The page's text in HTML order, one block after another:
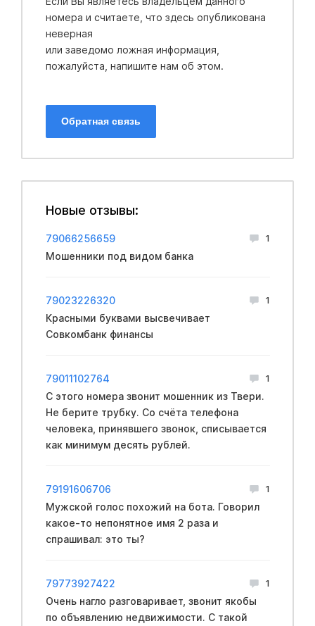
номера и считаете, что здесь опубликована
неверная
или заведомо ложная информация,
пожалуйста, напишите нам об этом.
Обратная связь
Новые отзывы:
79066256659 1
Мошенники под видом банка
79023226320 1
Красными буквами высвечивает
Совкомбанк финансы
79011102764 1
С этого номера звонит мошенник из Твери.
Не берите трубку. Со счёта телефона
человека, принявшего звонок, списывается
как минимум десять рублей.
79191606706 1
Мужской голос похожий на бота. Говорил
какое-то непонятное имя 2 раза и
спрашивал: это ты?
79773927422 1
Очень нагло разговаривает, звонит якобы
по объявлению недвижимости. С такой